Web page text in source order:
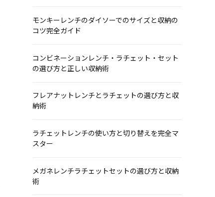
モンキーレンチのダイソーでのサイズと収納の
コツ完全ガイド
コンビネーションレンチ・ラチェット・セット
の選び方と正しい収納術
フレアナットレンチとラチェットの選び方と収
納術
ラチェットレンチの使い方と切り替えを完全マ
スター
メガネレンチラチェットセットの選び方と収納
術